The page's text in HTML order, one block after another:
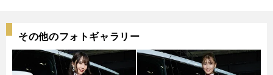
その他のフォトギャラリー